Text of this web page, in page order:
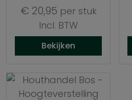
€ 20,95 per stuk
Incl. BTW
Bekijken